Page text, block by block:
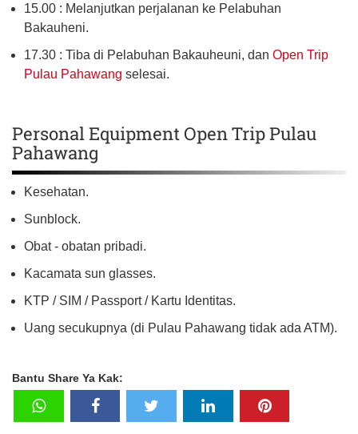
15.00 : Melanjutkan perjalanan ke Pelabuhan
Bakauheni.
17.30 : Tiba di Pelabuhan Bakauheuni, dan Open Trip
Pulau Pahawang selesai.
Personal Equipment Open Trip Pulau
Pahawang
Kesehatan.
Sunblock.
Obat - obatan pribadi.
Kacamata sun glasses.
KTP / SIM / Passport / Kartu Identitas.
Uang secukupnya (di Pulau Pahawang tidak ada ATM).
Bantu Share Ya Kak: